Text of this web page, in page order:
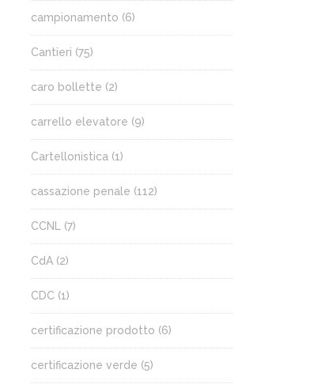
campionamento (6)
Cantieri (75)
caro bollette (2)
carrello elevatore (9)
Cartellonistica (1)
cassazione penale (112)
CCNL (7)
CdA (2)
CDC (1)
certificazione prodotto (6)
certificazione verde (5)